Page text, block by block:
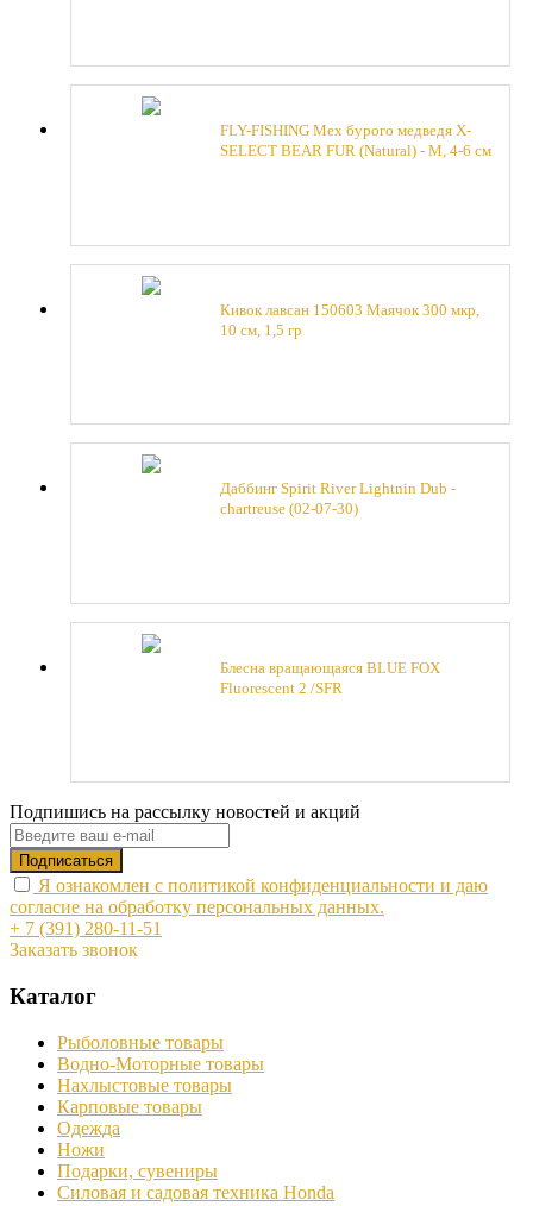
FLY-FISHING Мех бурого медведя X-
SELECT BEAR FUR (Natural) - M, 4-6 cм
Кивок лавсан 150603 Маячок 300 мкр,
10 см, 1,5 гр
Даббинг Spirit River Lightnin Dub -
chartreuse (02-07-30)
Блесна вращающаяся BLUE FOX
Fluorescent 2 /SFR
Подпишись на рассылку новостей и акций
Я ознакомлен с политикой конфиденциальности и даю
согласие на обработку персональных данных.
+ 7 (391) 280-11-51
Заказать звонок
Каталог
Рыболовные товары
Водно-Моторные товары
Нахлыстовые товары
Карповые товары
Одежда
Ножи
Подарки, сувениры
Силовая и садовая техника Honda